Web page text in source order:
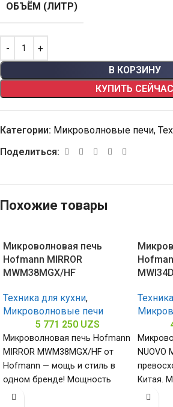
ОБЪЁМ (ЛИТР)
В КОРЗИНУ
КУПИТЬ СЕЙЧАС
Категории: Микроволновые печи,
Поделиться:
Похожие товары
Микроволновая печь
Hofmann MIRROR
MWM38MGX/HF
Техника для кухни,
Микроволновые печи
5 771 250 UZS
Микроволновая печь Hofmann
MIRROR MWM38MGX/HF от
Hofmann — мощь и стиль в
одном бренде! Мощность
900/1000 Вт и объем 38
NUOVO
Китая.